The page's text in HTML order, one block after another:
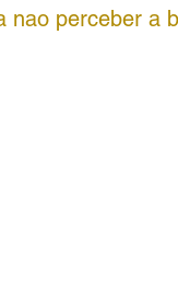
nao perceber a